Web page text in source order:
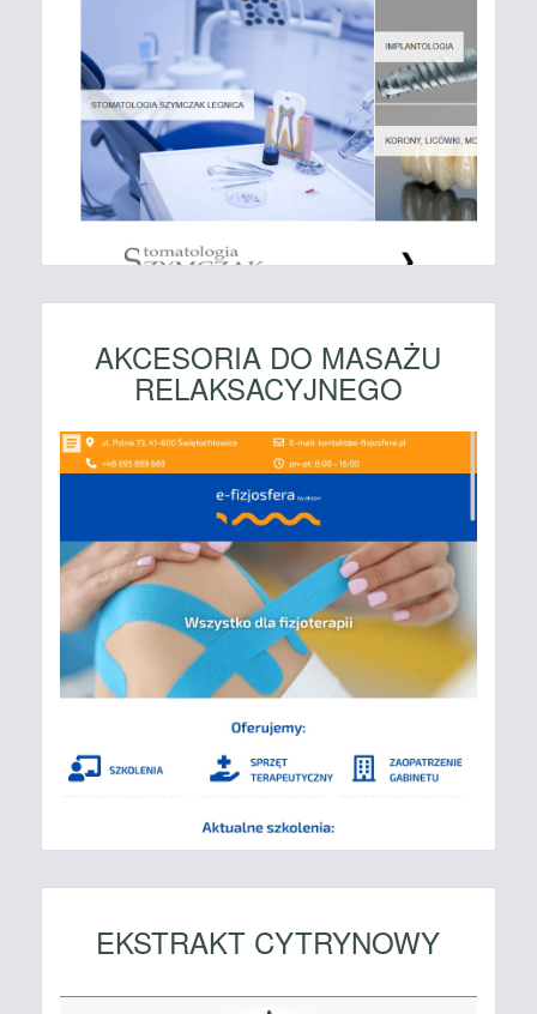
AKCESORIA DO MASAŻU
RELAKSACYJNEGO
EKSTRAKT CYTRYNOWY